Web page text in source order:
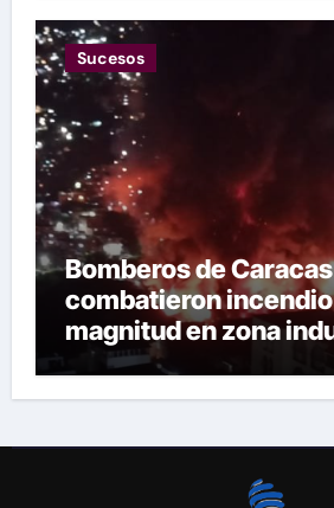
Sucesos
Bomberos de Caracas
combatieron
magnitud en zona
Llanito